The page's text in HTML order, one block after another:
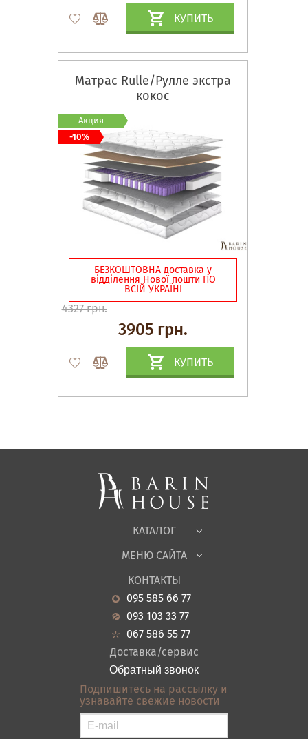
КУПИТЬ
Матрас Rulle/Рулле экстра
кокос
БЕЗКОШТОВНА доставка у
відділення Нової пошти ПО
ВСІЙ УКРАЇНІ
4327 грн.
3905 грн.
КУПИТЬ
Акция
-10%
КАТАЛОГ
Спальни, Кровати
Корпусная мебель
Офисная мебель
Садовая мебель
Гостиная
Кухня
Прихожие
Ванная
Акции
МЕНЮ САЙТА
О нас
Новости
Гарантия
Кредит
Оплата и доставка
Отзывы
Контакты
Карта сайта
Условия покупки
КОНТАКТЫ
095 585 66 77
093 103 33 77
067 586 55 77
Доставка/сервис
Обратный звонок
Подпишитесь на рассылку и
узнавайте свежие новости